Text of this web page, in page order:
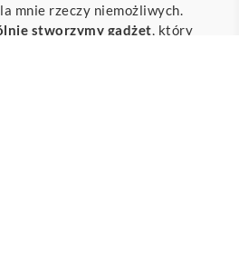
mnie rzeczy niemożliwych.
stworzymy gadżet, który